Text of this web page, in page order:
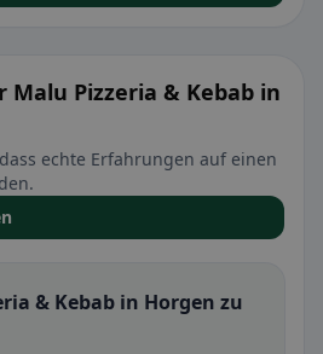
Pizzeria & Kebab in
echte Erfahrungen auf einen
& Kebab in Horgen zu